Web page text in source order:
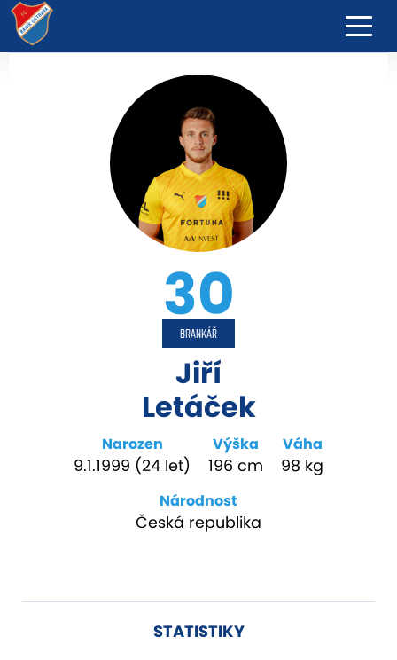
30
BRANKÁŘ
Jiří
Letáček
Narozen
9.1.1999 (24 let)
Výška
196 cm
Váha
98 kg
Národnost
Česká republika
STATISTIKY